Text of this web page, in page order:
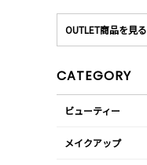
OUTLET商品を見る
CATEGORY
ビューティー
メイクアップ